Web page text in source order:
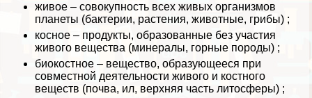
живое – совокупность всех живых организмов
планеты (бактерии, растения, животные, грибы) ;
косное – продукты, образованные без участия
живого вещества (минералы, горные породы) ;
биокостное – вещество, образующееся при
совместной деятельности живого и костного
веществ (почва, ил, верхняя часть литосферы) ;